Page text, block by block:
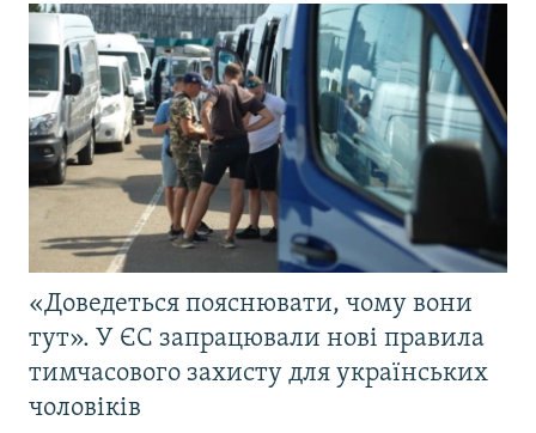
«Доведеться пояснювати, чому вони
тут». У ЄС запрацювали нові правила
тимчасового захисту для українських
чоловіків